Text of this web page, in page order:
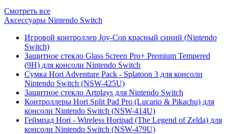
Смотреть все
Аксессуары Nintendo Switch
Игровой контроллер Joy-Con красный синий (Nintendo
Switch)
Защитное стекло Glass Screen Pro+ Premium Tempered
(9H) для консоли Nintendo Switch
Сумка Hori Adventure Pack - Splatoon 3 для консоли
Nintendo Switch (NSW-425U)
Защитное стекло Artplays для Nintendo Switch
Контроллеры Hori Split Pad Pro (Lucario & Pikachu) для
консоли Nintendo Switch (NSW-414U)
Геймпад Hori - Wireless Horipad (The Legend of Zelda) для
консоли Nintendo Switch (NSW-479U)